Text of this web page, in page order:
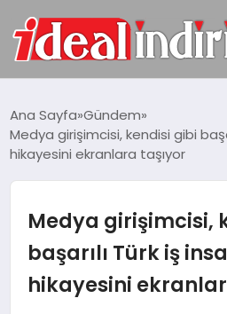
BILGISAYAR
SEYAHAT
TEKNOLOJI
Ana Sayfa Gündem
Medya girişimcisi, kendisi gibi
hikayesini ekranlara taşıyor
Medya girişimcisi,
başarılı Türk iş
hikayesini